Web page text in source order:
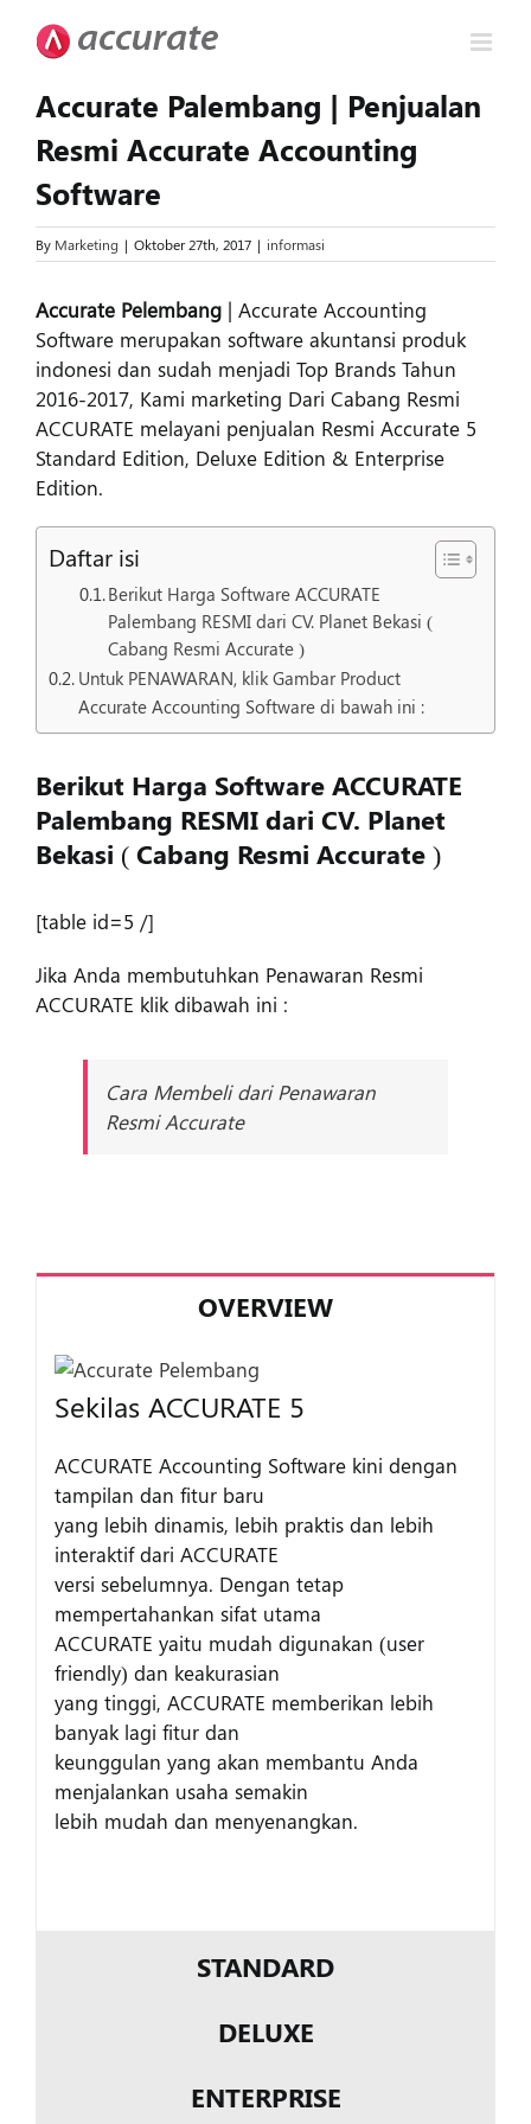
Accurate Palembang | Penjualan
Resmi Accurate Accounting
Software
By Marketing | Oktober 27th, 2017 | informasi
Accurate Pelembang | Accurate Accounting
Software merupakan software akuntansi produk
indonesi dan sudah menjadi Top Brands Tahun
2016-2017, Kami marketing Dari Cabang Resmi
ACCURATE melayani penjualan Resmi Accurate 5
Standard Edition, Deluxe Edition & Enterprise
Edition.
Daftar isi
Berikut Harga Software ACCURATE
Palembang RESMI dari CV. Planet Bekasi (
Cabang Resmi Accurate )
Untuk PENAWARAN, klik Gambar Product
Accurate Accounting Software di bawah ini :
Berikut Harga Software ACCURATE
Palembang RESMI dari CV. Planet
Bekasi ( Cabang Resmi Accurate )
[table id=5 /]
Jika Anda membutuhkan Penawaran Resmi
ACCURATE klik dibawah ini :
Cara Membeli dari Penawaran
Resmi Accurate
OVERVIEW
Sekilas ACCURATE 5
ACCURATE Accounting Software kini dengan
tampilan dan fitur baru
yang lebih dinamis, lebih praktis dan lebih
interaktif dari ACCURATE
versi sebelumnya. Dengan tetap
mempertahankan sifat utama
ACCURATE yaitu mudah digunakan (user
friendly) dan keakurasian
yang tinggi, ACCURATE memberikan lebih
banyak lagi fitur dan
keunggulan yang akan membantu Anda
menjalankan usaha semakin
lebih mudah dan menyenangkan.
STANDARD
DELUXE
ENTERPRISE